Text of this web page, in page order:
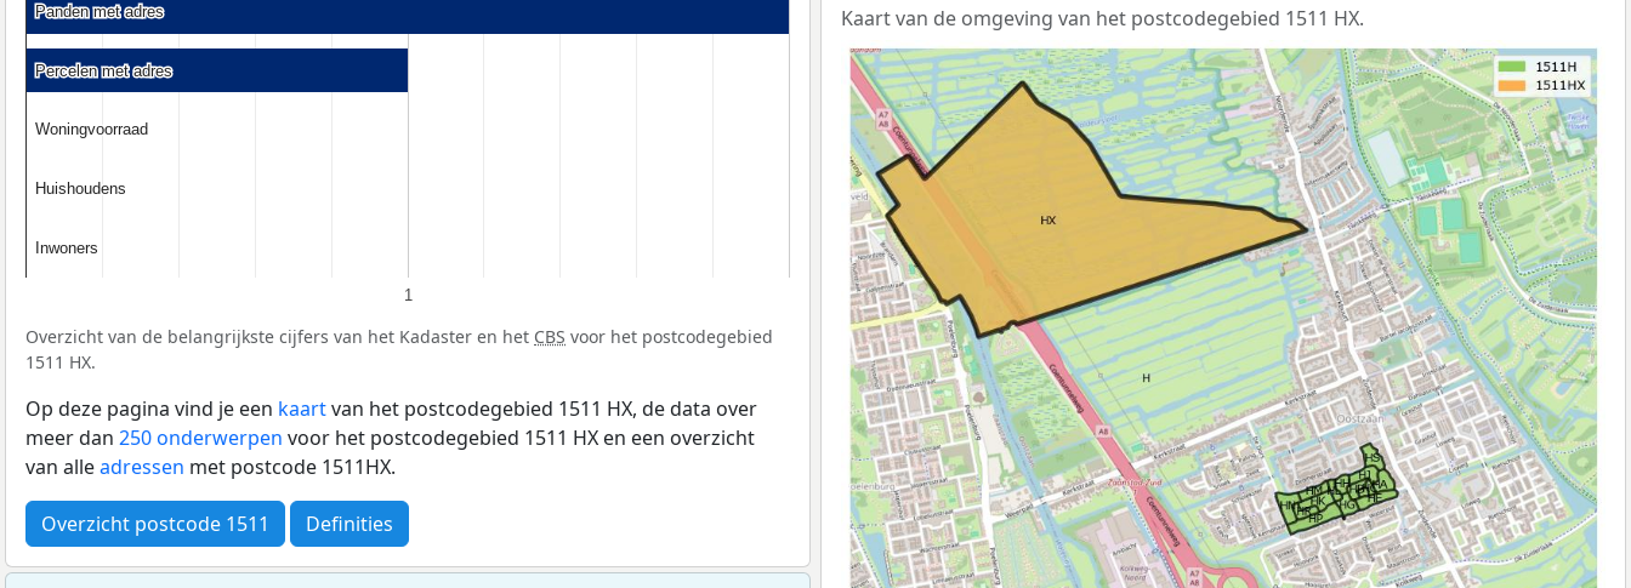
1
Panden met adres
Panden met adres
Percelen met adres
Percelen met adres
Woningvoorraad
Woningvoorraad
Huishoudens
Huishoudens
Inwoners
Inwoners
Overzicht van de belangrijkste cijfers van het Kadaster en het CBS voor het postcodegebied
1511 HX.
Op deze pagina vind je een kaartvan het postcodegebied 1511 HX, de data over
meer dan 250 onderwerpen voor het postcodegebied 1511 HX en een overzicht
van alleadressen met postcode 1511HX.
Overzicht postcode 1511 Definities
Kaart van de omgeving van het postcodegebied 1511 HX.